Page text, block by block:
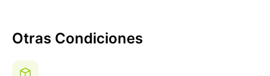
Otras Condiciones